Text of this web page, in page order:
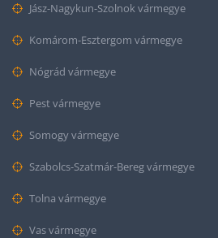
Jász-Nagykun-Szolnok vármegye
Komárom-Esztergom vármegye
Nógrád vármegye
Pest vármegye
Somogy vármegye
Szabolcs-Szatmár-Bereg vármegye
Tolna vármegye
Vas vármegye